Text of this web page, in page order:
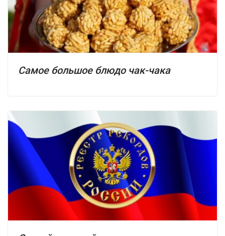
Самое большое блюдо чак-чака